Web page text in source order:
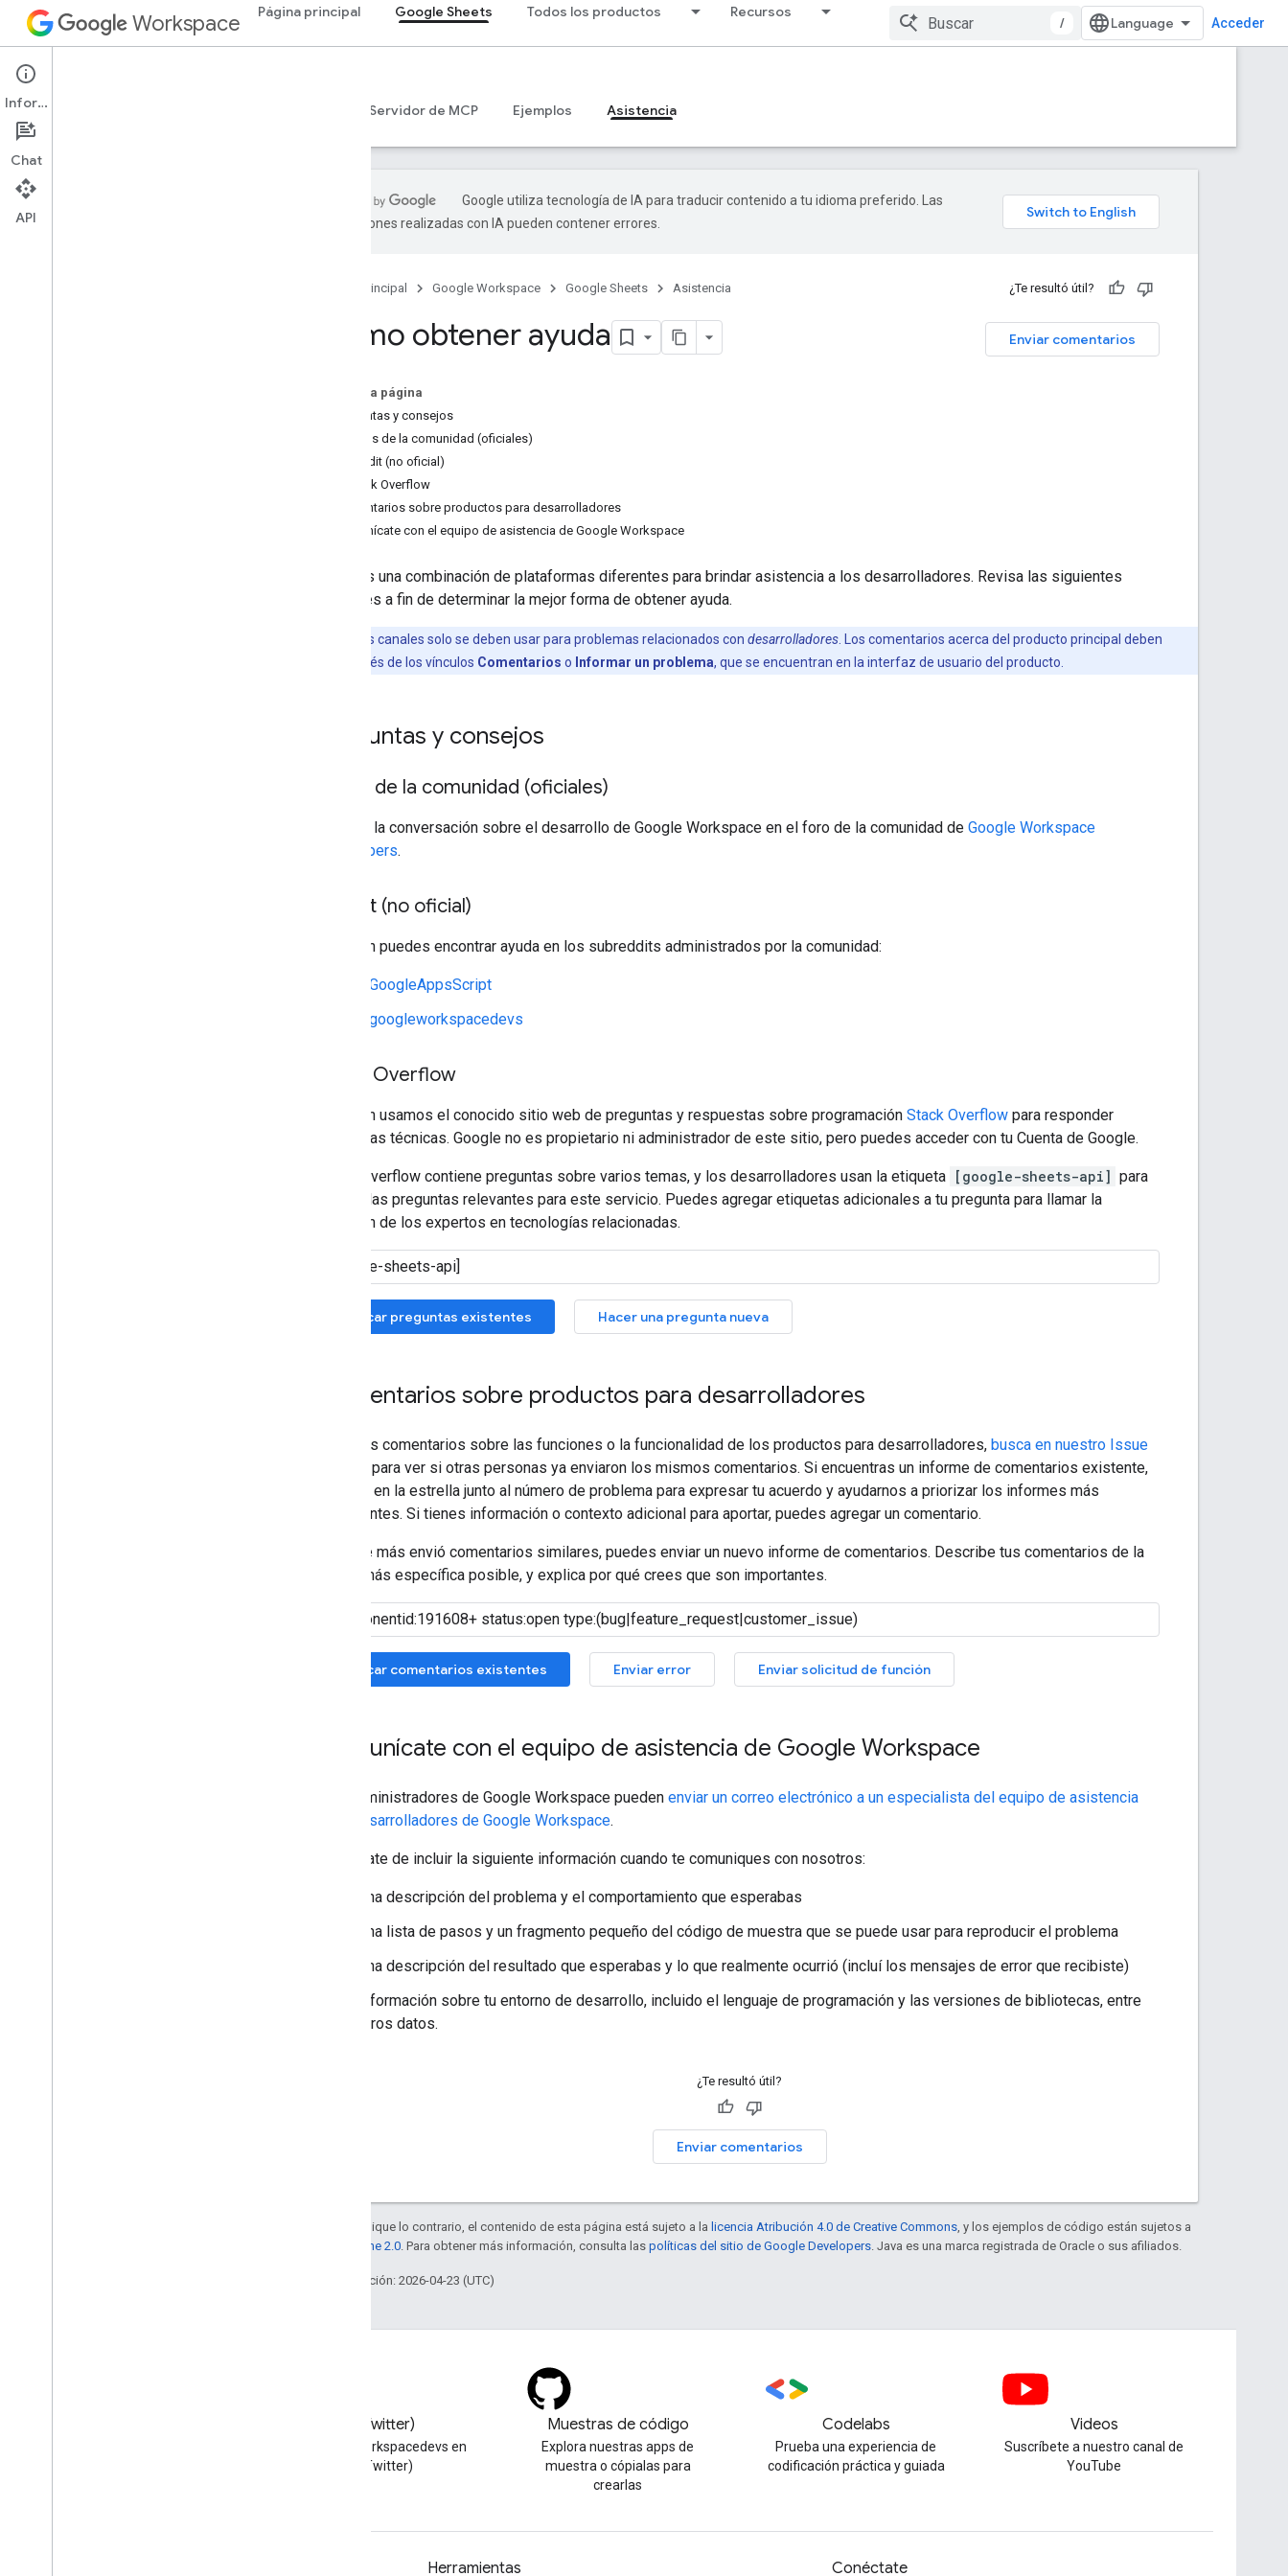
Workspace Página principal Google Sheets Todos los productos Recursos
/ Acceder
Google Sheets
Descripción general Servidor de MCP Ejemplos Asistencia
Google utiliza tecnología de IA para traducir contenido a tu idioma preferido. Las
traducciones realizadas con IA pueden contener errores.
Página principal Google Workspace Google Sheets Asistencia ¿Te resultó útil?
Enviar comentarios
Cómo obtener ayuda
En esta página
Preguntas y consejos
Foros de la comunidad (oficiales)
Reddit (no oficial)
Stack Overflow
Comentarios sobre productos para desarrolladores
Comunícate con el equipo de asistencia de Google Workspace
Usamos una combinación de plataformas diferentes para brindar asistencia a los desarrolladores. Revisa las siguientes
opciones a fin de determinar la mejor forma de obtener ayuda.
Estos canales solo se deben usar para problemas relacionados con desarrolladores . Los comentarios acerca del producto principal deben
enviarse a través de los vínculos Comentarios o Informar un problema, que se encuentran en la interfaz de usuario del producto.
Preguntas y consejos
Foros de la comunidad (oficiales)
Únete a la conversación sobre el desarrollo de Google Workspace en el foro de la comunidad de Google Workspace
Developers.
Reddit (no oficial)
También puedes encontrar ayuda en los subreddits administrados por la comunidad:
r/GoogleAppsScript
r/googleworkspacedevs
Stack Overflow
También usamos el conocido sitio web de preguntas y respuestas sobre programación Stack Overflow para responder
preguntas técnicas. Google no es propietario ni administrador de este sitio, pero puedes acceder con tu Cuenta de Google.
Stack Overflow contiene preguntas sobre varios temas, y los desarrolladores usan la etiqueta [google-sheets-api] para
marcar las preguntas relevantes para este servicio. Puedes agregar etiquetas adicionales a tu pregunta para llamar la
atención de los expertos en tecnologías relacionadas.
Buscar preguntas existentes Hacer una pregunta nueva
Comentarios sobre productos para desarrolladores
Si tienes comentarios sobre las funciones o la funcionalidad de los productos para desarrolladores, busca en nuestro Issue
para ver si otras personas ya enviaron los mismos comentarios. Si encuentras un informe de comentarios existente,
haz clic en la estrella junto al número de problema para expresar tu acuerdo y ayudarnos a priorizar los informes más
importantes. Si tienes información o contexto adicional para aportar, puedes agregar un comentario.
Si nadie más envió comentarios similares, puedes enviar un nuevo informe de comentarios. Describe tus comentarios de la
forma más específica posible, y explica por qué crees que son importantes.
Buscar comentarios existentes Enviar error Enviar solicitud de función
Comunícate con el equipo de asistencia de Google Workspace
Los administradores de Google Workspace pueden enviar un correo electrónico a un especialista del equipo de asistencia
para desarrolladores de Google Workspace.
Asegúrate de incluir la siguiente información cuando te comuniques con nosotros:
Una descripción del problema y el comportamiento que esperabas
Una lista de pasos y un fragmento pequeño del código de muestra que se puede usar para reproducir el problema
Una descripción del resultado que esperabas y lo que realmente ocurrió (incluí los mensajes de error que recibiste)
Información sobre tu entorno de desarrollo, incluido el lenguaje de programación y las versiones de bibliotecas, entre
otros datos.
¿Te resultó útil?
Enviar comentarios
Salvo que se indique lo contrario, el contenido de esta página está sujeto a la licencia Atribución 4.0 de Creative Commons , y los ejemplos de código están sujetos a
licencia Apache 2.0 . Para obtener más información, consulta las políticas del sitio de Google Developers . Java es una marca registrada de Oracle o sus afiliados.
Última actualización: 2026-04-23 (UTC)
X (Twitter)
Sigue a @workspacedevs en
X (Twitter)
Muestras de código
Explora nuestras apps de
muestra o cópialas para
crearlas
Codelabs
Prueba una experiencia de
codificación práctica y guiada
Videos
Suscríbete a nuestro canal de
YouTube
Herramientas Conéctate
Información
Chat
API